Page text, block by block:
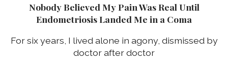
Nobody Believed My Pain Was Real Until
Endometriosis Landed Me in a Coma
For six years, I lived alone in agony, dismissed by
doctor after doctor